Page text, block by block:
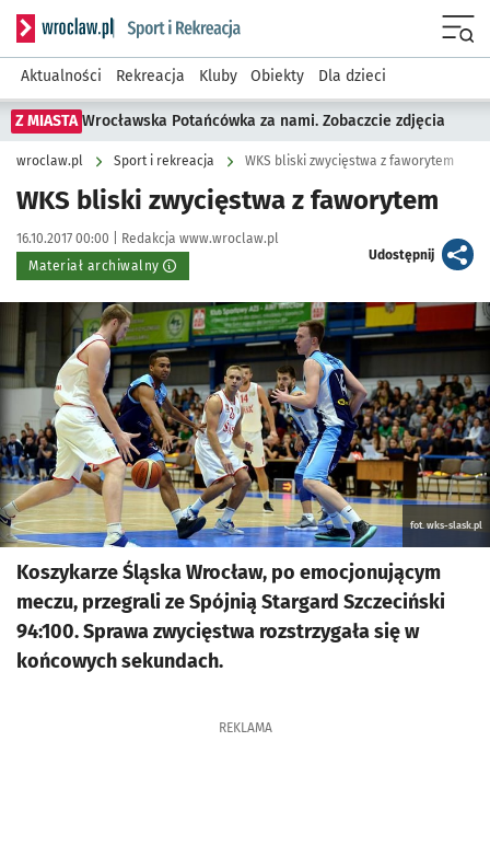
Serwis informacyjny wroclaw.pl podserwis: Sport i rekreacja
Aktualności Rekreacja Kluby Obiekty Dla dzieci
Z MIASTA Wrocławska Potańcówka za nami. Zobaczcie zdjęcia
wroclaw.pl Sport i rekreacja WKS bliski zwycięstwa z faworytem
WKS bliski zwycięstwa z faworytem
Data publikacji:
16.10.2017 00:00 | Autor:
Redakcja www.wroclaw.pl
Materiał archiwalny
Udostępnijartykuł
Kliknij, aby powiększyć
fot. wks-slask.pl
Koszykarze Śląska Wrocław, po emocjonującym
meczu, przegrali ze Spójnią Stargard Szczeciński
94:100. Sprawa zwycięstwa rozstrzygała się w
końcowych sekundach.
REKLAMA